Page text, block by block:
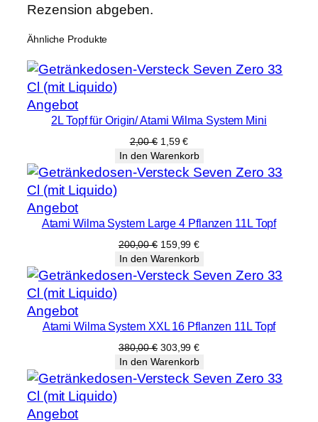
Rezension abgeben.
Ähnliche Produkte
AngebotProdukt
im
2L Topf für Origin/ Atami Wilma System Mini
2,00€ Ursprünglicher
Preis
war:
2,00 €
1,59€Aktueller
Preis
ist:
1,59 €.
In den Warenkorb
AngebotProdukt
im
Angebot
Atami Wilma System Large 4 Pflanzen 11L Topf
200,00€ Ursprünglicher
Preis
war:
200,00 €
159,99€Aktueller
Preis
ist:
159,99 €.
In den Warenkorb
AngebotProdukt
im
Angebot
Atami Wilma System XXL 16 Pflanzen 11L Topf
380,00€ Ursprünglicher
Preis
war:
380,00 €
303,99€Aktueller
Preis
ist:
303,99 €.
In den Warenkorb
AngebotProdukt